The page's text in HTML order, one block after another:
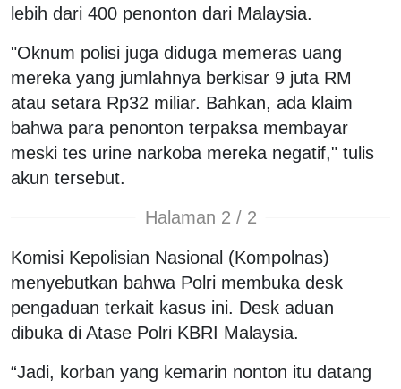
lebih dari 400 penonton dari Malaysia.
"Oknum polisi juga diduga memeras uang
mereka yang jumlahnya berkisar 9 juta RM
atau setara Rp32 miliar. Bahkan, ada klaim
bahwa para penonton terpaksa membayar
meski tes urine narkoba mereka negatif," tulis
akun tersebut.
Halaman 2 / 2
Komisi Kepolisian Nasional (Kompolnas)
menyebutkan bahwa Polri membuka desk
pengaduan terkait kasus ini. Desk aduan
dibuka di Atase Polri KBRI Malaysia.
“Jadi, korban yang kemarin nonton itu datang